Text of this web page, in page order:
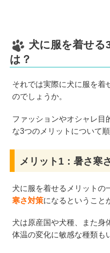
犬に服を着せる
は？
それでは実際に犬に服を着
のでしょうか。
ファッションやオシャレ目
な3つのメリットについて
メリット1：暑さ寒
犬に服を着せるメリットの
寒さ対策になるということ
犬は原産国や犬種、また身
体温の変化に敏感な種類も